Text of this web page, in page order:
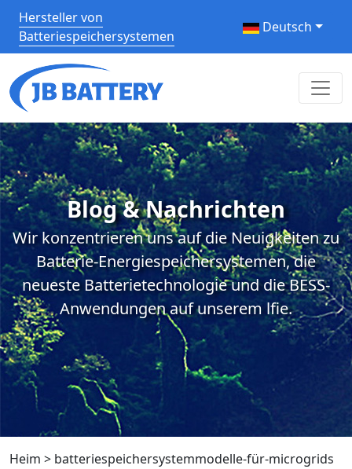
Hersteller von
Batteriespeichersystemen
Deutsch
Blog & Nachrichten
Wir konzentrieren uns auf die Neuigkeiten zu
Batterie-Energiespeichersystemen, die
neueste Batterietechnologie und die BESS-
Anwendungen auf unserem lfie.
Heim > batteriespeichersystemmodelle-für-microgrids